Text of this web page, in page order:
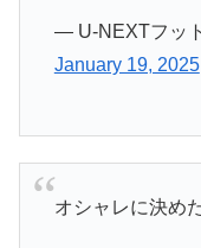
— U-NEXTフッ
January 19, 2025
オシャレに決め